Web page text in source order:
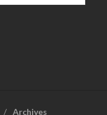
Archives